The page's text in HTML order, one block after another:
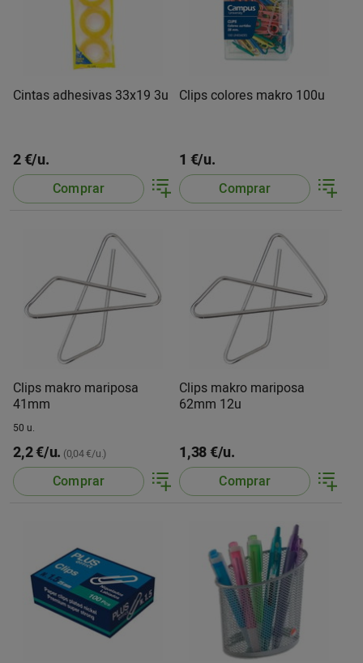
Cintas adhesivas 33x19 3u
2 €/u.
Comprar
Clips colores makro 100u
1 €/u.
Comprar
Clips makro mariposa
41mm
50 u.
2,2 €/u. (0,04 €/u.)
Comprar
Clips makro mariposa
62mm 12u
1,38 €/u.
Comprar